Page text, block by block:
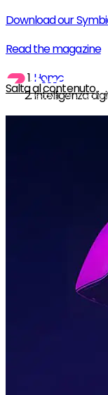
Download our
Read the magazine
Salta al contenuto
Home
Intelligenza